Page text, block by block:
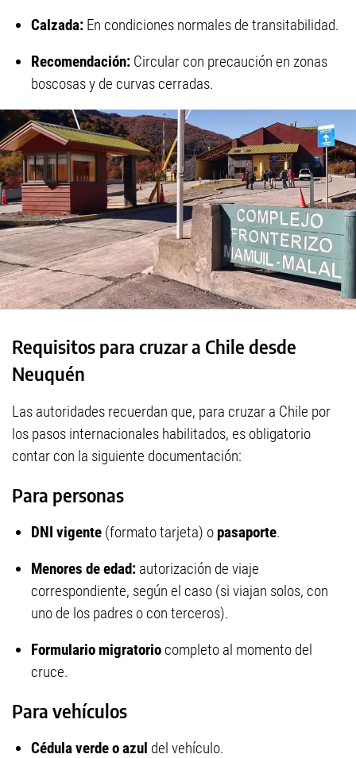
Calzada: En condiciones normales de transitabilidad.
Recomendación: Circular con precaución en zonas
boscosas y de curvas cerradas.
Requisitos para cruzar a Chile desde
Neuquén
Las autoridades recuerdan que, para cruzar a Chile por
los pasos internacionales habilitados, es obligatorio
contar con la siguiente documentación:
Para personas
DNI vigente (formato tarjeta) o pasaporte.
Menores de edad: autorización de viaje
correspondiente, según el caso (si viajan solos, con
uno de los padres o con terceros).
Formulario migratorio completo al momento del
cruce.
Para vehículos
Cédula verde o azul del vehículo.